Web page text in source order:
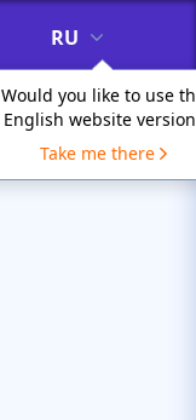
RU
Would you like to use
English website
Take me there